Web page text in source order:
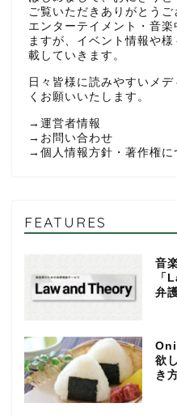
ご覧いただきありがとうご
エンターテイメント・音
ますが、イベント情報や
載していきます。
日々皆様に読みやすいメ
くお願いいたします。
→ 運営者情報
→ お問い合わせ
→ 個人情報方針・著作権に
FEATURES
音
「
弁
欲
き